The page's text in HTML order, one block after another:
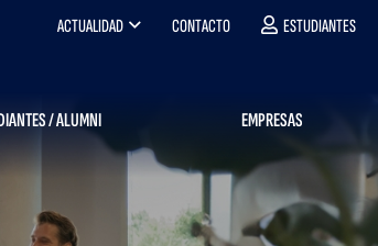
ACTUALIDAD CONTACTO ESTUDIANTES
/ ALUMNI EMPRESAS